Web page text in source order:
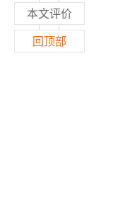
本文评价
回顶部